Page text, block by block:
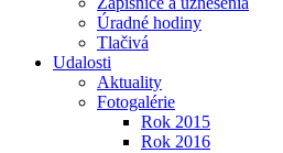
Úradné hodiny
Tlačivá
Udalosti
Aktuality
Fotogalérie
Rok 2015
Rok 2016